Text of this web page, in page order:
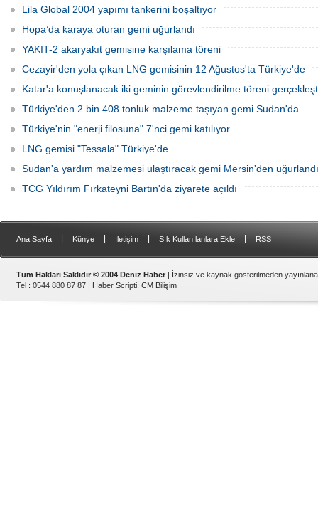
batmasıyla ilgili başlatılan soruşturma,
takipsizlikle sonuçlandı.
düzenlenen törenle suya indirildi.
Lila Global 2004 yapımı tankerini boşaltıyor
Hopa’da karaya oturan gemi uğurlandı
YAKIT-2 akaryakıt gemisine karşılama töreni
Cezayir'den yola çıkan LNG gemisinin 12 Ağustos'ta Türkiye'de
Katar'a konuşlanacak iki geminin görevlendirilme töreni
Türkiye'den 2 bin 408 tonluk malzeme taşıyan gemi Sudan'da
Türkiye'nin "enerji filosuna" 7'nci gemi katılıyor
LNG gemisi "Tessala" Türkiye'de
Sudan'a yardım malzemesi ulaştıracak gemi Mersin'den uğurlandı
TCG Yıldırım Fırkateyni Bartın'da ziyarete açıldı
Ana Sayfa Künye İletişim Sık Kullanılanlara Ekle RSS
Tüm Hakları Saklıdır © 2004 Deniz Haber | İzinsiz ve kaynak gösterilmeden
Tel : 0544 880 87 87 | Haber Scripti: CM Bilişim